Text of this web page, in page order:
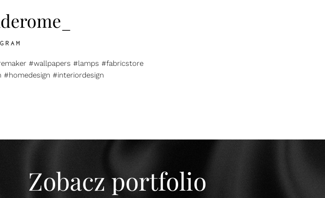
#wallpapers #lamps #fabricstore
#interiordesign
Zobacz portfolio